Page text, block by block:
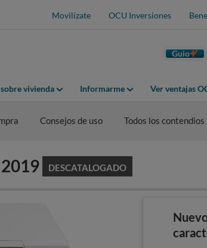
Movilízate OCU Inversiones
Guio
vivienda Informarme Ver ventajas
Consejos de uso Todos los contendios
DESCATALOGADO